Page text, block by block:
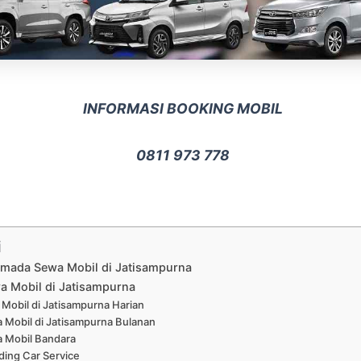
INFORMASI BOOKING MOBIL
0811 973 778
Sewa Mobil di Jatisampurna
Mobil di Jatisampurna
di Jatisampurna Harian
Mobil di Jatisampurna Bulanan
Mobil Bandara
Car Service